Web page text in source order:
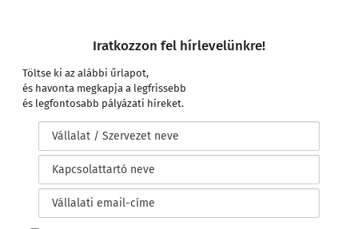
Iratkozzon fel hírlevelünkre!
Töltse ki az alábbi űrlapot,
és havonta megkapja a legfrissebb
és legfontosabb pályázati híreket.